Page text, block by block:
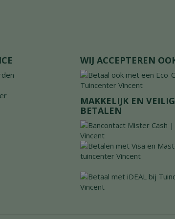
WIJ ACCEPTEREN
MAKKELIJK EN VEILIG
BETALEN